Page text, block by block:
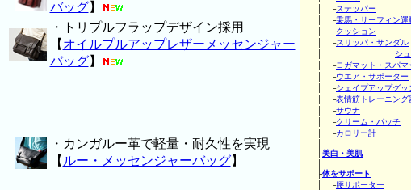
│ ├ステッパー
│ ├乗馬・サーフィン運
│ ├クッション
│ ├スリッパ・サンダル
シ
│ ├ヨガマット・スパマ
│ ├ウエア・サポーター
│ ├シェイプアップグッ
│ ├表情筋トレーニング
│ ├サウナ
│ ├クリーム・パッチ
│ └カロリー計
├美白・美肌
├体をサポート
│ ├腰サポーター
バッグ】
・トリプルフラップデザイン採用
【 オイルプルアップレザーメッセンジャー
バッグ】
・カンガルー革で軽量・耐久性を実現
【 ルー・メッセンジャーバッグ】